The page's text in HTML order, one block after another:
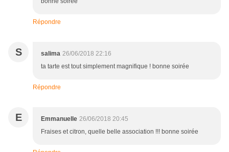
Répondre
S salima 26/06/2018 22:16
ta tarte est tout simplement magnifique ! bonne soirée
Répondre
E Emmanuelle 26/06/2018 20:45
Fraises et citron, quelle belle association !!! bonne soirée